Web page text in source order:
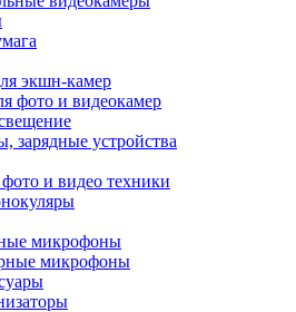
экшн-камер
фото и видеокамер
зарядные устройства
и видео техники
микрофоны
микрофоны